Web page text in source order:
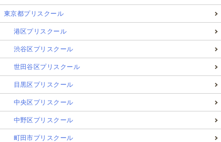
東京都プリスクール
港区プリスクール
渋谷区プリスクール
世田谷区プリスクール
目黒区プリスクール
中央区プリスクール
中野区プリスクール
町田市プリスクール